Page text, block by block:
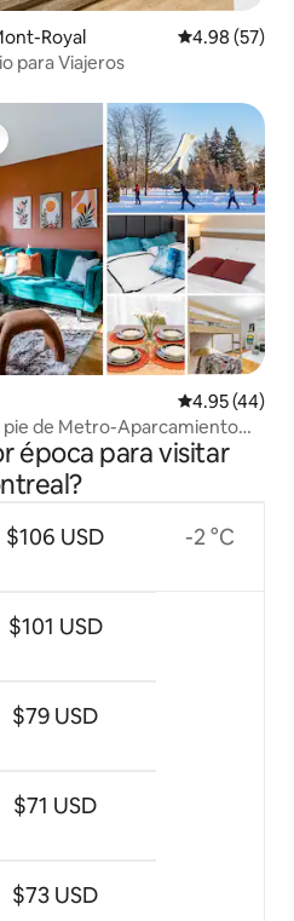
Royal Calificación
4.98 (57)
para Viajeros
Calificación
4.95 (44)
pie de Metro-Aparcamiento
época para visitar
$106 USD
$101 USD
$79 USD
$71 USD
$73 USD
-2 °C